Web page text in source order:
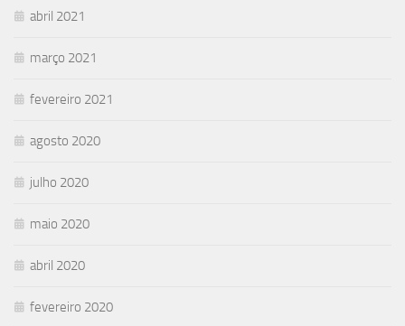
abril 2021
março 2021
fevereiro 2021
agosto 2020
julho 2020
maio 2020
abril 2020
fevereiro 2020